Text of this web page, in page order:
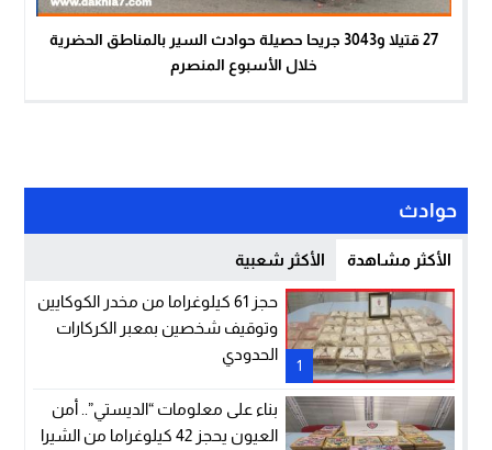
27 قتيلا و3043 جريحا حصيلة حوادث السير بالمناطق الحضرية
خلال الأسبوع المنصرم
حوادث
الأكثر مشاهدة الأكثر شعبية
1
حجز 61 كيلوغراما من مخدر الكوكايين
وتوقيف شخصين بمعبر الكركارات
الحدودي
بناء على معلومات “الديستي”.. أمن
العيون يحجز 42 كيلوغراما من الشيرا